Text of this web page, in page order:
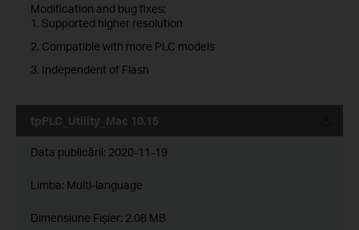
Modification and bug fixes:
1. Supported higher resolution
2. Compatible with more PLC models
3. Independent of Flash
tpPLC_Utility_Mac 10.15
Data publicării: 2020-11-19
Limba: Multi-language
Dimensiune Fişier: 2.08 MB